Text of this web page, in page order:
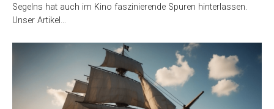
Segelns hat auch im Kino faszinierende Spuren hinterlassen.
Unser Artikel…